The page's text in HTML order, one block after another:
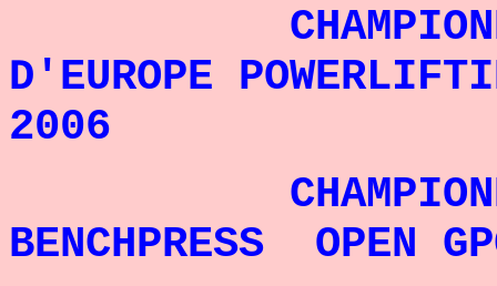
D'EUROPE
2006
CHAMPIONNE
BENCHPRESS